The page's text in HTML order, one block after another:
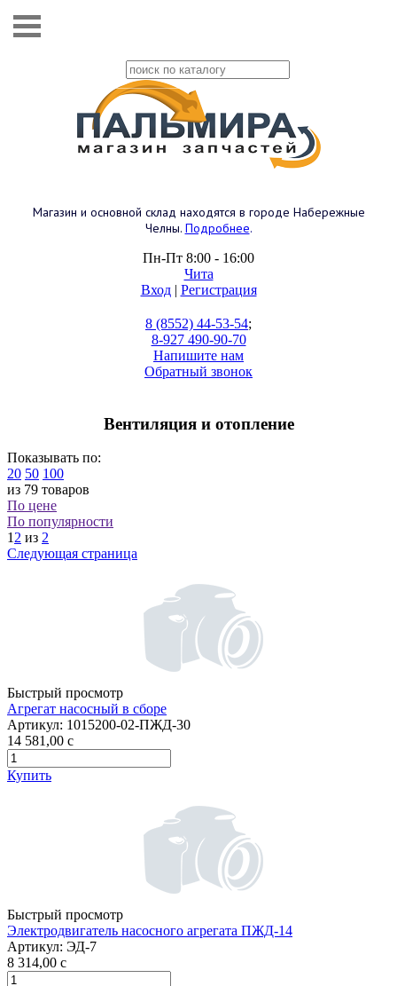
Магазин и основной склад находятся в городе Набережные
Челны. Подробнее.
Пн-Пт 8:00 - 16:00
Чита
Вход| Регистрация
8 (8552) 44-53-54;
8-927 490-90-70
Напишите нам
Обратный звонок
Вентиляция и отопление
Показывать по:
20 50 100
из 79 товаров
По цене
По популярности
12 из 2
Следующая страница
Быстрый просмотр
Агрегат насосный в сборе
Артикул: 1015200-02-ПЖД-30
14 581,00 c
Купить
Быстрый просмотр
Электродвигатель насосного агрегата ПЖД-14
Артикул: ЭД-7
8 314,00 c